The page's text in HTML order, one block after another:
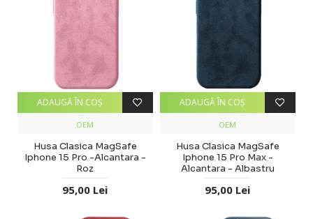
OEM
Husa Clasica MagSafe
Iphone 15 Pro -Alcantara -
Roz
95,00 Lei
ADAUGĂ ÎN COŞ
OEM
Husa Clasica MagSafe
Iphone 15 Pro Max -
Alcantara - Albastru
95,00 Lei
ADAUGĂ ÎN COŞ